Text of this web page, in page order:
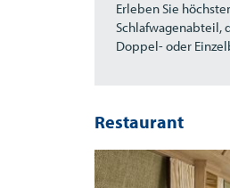
Erleben Sie
Schlafwagenabteil,
Doppel- oder
Restaurant